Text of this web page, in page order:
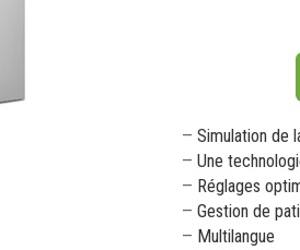
– Simulation de
– Une
– Réglages
– Gestion de
– Multilangue